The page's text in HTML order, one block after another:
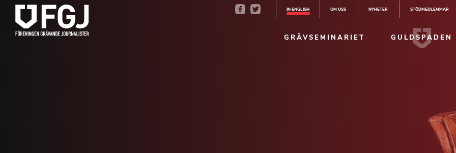
IN ENGLISH OM OSS NYHETER STÖDMEDLEMMAR
GRÄVSEMINARIET GULDSPADEN